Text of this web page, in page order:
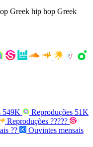
Greek hip hop Greek
549K Reproduções 51K
Reproduções ?????
??
Ouvintes mensais